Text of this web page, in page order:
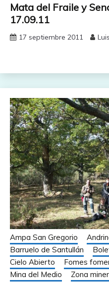
Mata del Fraile y
17.09.11
17 septiembre 2011
Ampa San Gregorio
Barruelo de Santullán
Cielo Abierto
Fomes
Mina del Medio
Zona